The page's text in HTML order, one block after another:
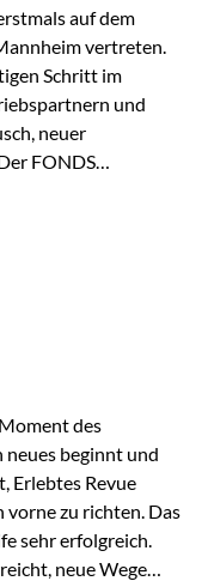
auf dem
vertreten.
Schritt im
und
neuer
FONDS
im
Sie vor Ort An
des
neues beginnt und
Erlebtes Revue
vorne zu richten. Das
sehr erfolgreich.
neue Wege